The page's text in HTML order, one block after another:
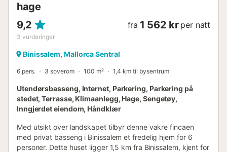
hage
9,2
3 vurderinger
fra 1 562 kr per natt
Binissalem, Mallorca Sentral
6 pers. 3 soverom 100 m² 1,4 km til bysentrum
Utendørsbasseng, Internet, Parkering, Parkering på
stedet, Terrasse, Klimaanlegg, Hage, Sengetøy,
Inngjerdet eiendom, Håndklær
Med utsikt over landskapet tilbyr denne vakre fincaen
med privat basseng i Binissalem et fredelig hjem for 6
personer. Dette huset ligger 1,5 km fra Binissalem, kjent for